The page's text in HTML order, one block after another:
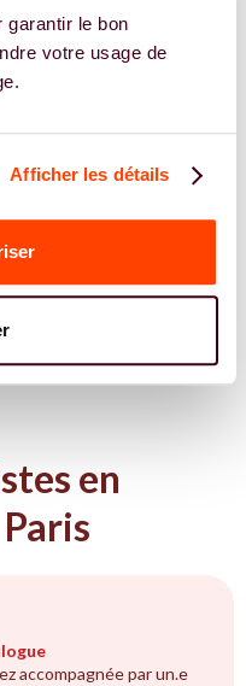
garantir le bon
votre usage de
Afficher les détails
en
accompagnée par un.e